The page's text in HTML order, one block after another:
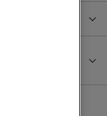
i utlandet?
obegränsat